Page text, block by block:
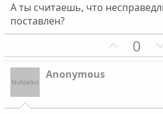
по мойму такие выписки
когда я вернулась домой с РЦ я
думаю по этой причине не нашли
меня туда пожить в ЛТП
появлюсь в своей наркалогии
употребляю на данный момент ?
причине? скажите пожалуста кто
А ты считаешь, что
поставлен?
П
о
т
0
Anonymous